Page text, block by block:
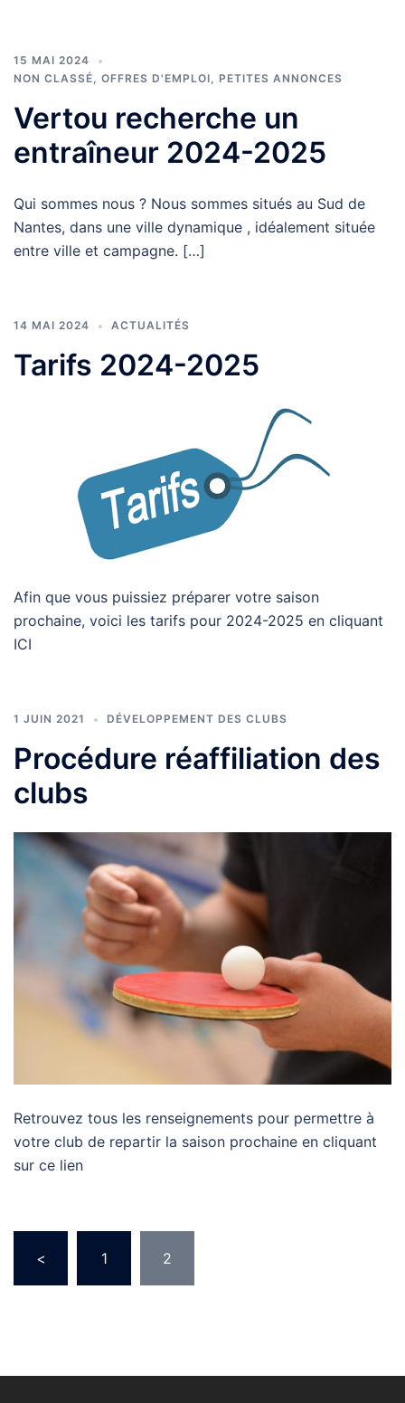
15 MAI 2024
NON CLASSÉ, OFFRES D'EMPLOI, PETITES ANNONCES
Vertou recherche un
entraîneur 2024-2025
Qui sommes nous ? Nous sommes situés au Sud de
Nantes, dans une ville dynamique , idéalement située
entre ville et campagne. […]
14 MAI 2024 ACTUALITÉS
Tarifs 2024-2025
Afin que vous puissiez préparer votre saison
prochaine, voici les tarifs pour 2024-2025 en cliquant
ICI
1 JUIN 2021 DÉVELOPPEMENT DES CLUBS
Procédure réaffiliation des
clubs
Retrouvez tous les renseignements pour permettre à
votre club de repartir la saison prochaine en cliquant
sur ce lien
Navigation
des
< 1 2